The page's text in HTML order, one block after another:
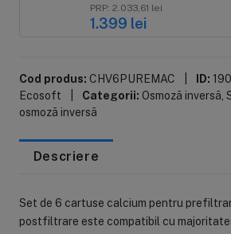
PRP: 2.033,61 lei
1.399 lei
Cod produs: CHV6PUREMAC ID:
Ecosoft
Categorii: Osmoză inversă
osmoză inversă
Descriere
Set de 6 cartuse calcium pentru
postfiltrare este compatibil cu